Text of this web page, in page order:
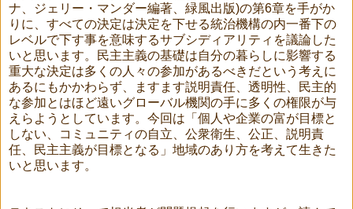
ナ、ジェリー・マンダー編著、緑風出版)の第6章を手がか
りに、すべての決定は決定を下せる統治機構の内一番下の
レベルで下す事を意味するサブシディアリティを議論した
いと思います。民主主義の基礎は自分の暮らしに影響する
重大な決定は多くの人々の参加があるべきだという考えに
あるにもかかわらず、ますます説明責任、透明性、民主的
な参加とはほど遠いグローバル機関の手に多くの権限が与
えらようとしています。今回は「個人や企業の富が目標と
しない、コミュニティの自立、公衆衛生、公正、説明責
任、民主主義が目標となる」地域のあり方を考えて生きた
いと思います。